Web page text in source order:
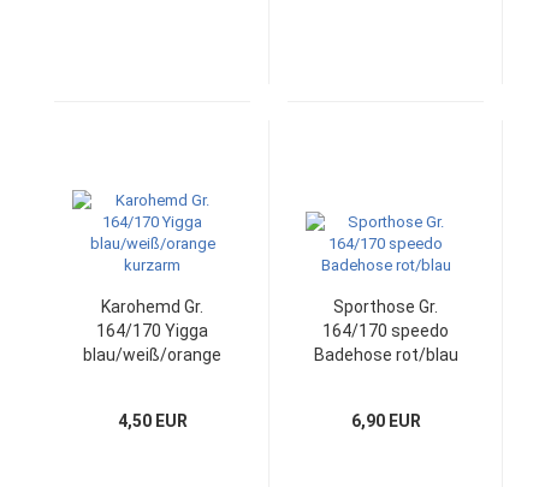
Karohemd Gr.
164/170 Yigga
blau/weiß/orange
4,50 EUR
Sporthose Gr.
164/170 speedo
Badehose rot/blau
6,90 EUR